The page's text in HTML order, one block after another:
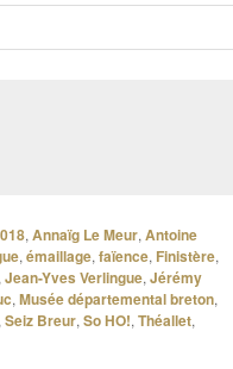
, Annaïg Le Meur, Antoine
, émaillage, faïence, Finistère,
Jean-Yves Verlingue, Jérémy
, Musée départemental breton,
Seiz Breur, So HO!, Théallet,